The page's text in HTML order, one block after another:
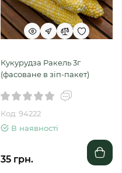
Кукурудза Ракель 3г
(фасоване в зіп-пакет)
Код: 94222
В наявності
35 грн.